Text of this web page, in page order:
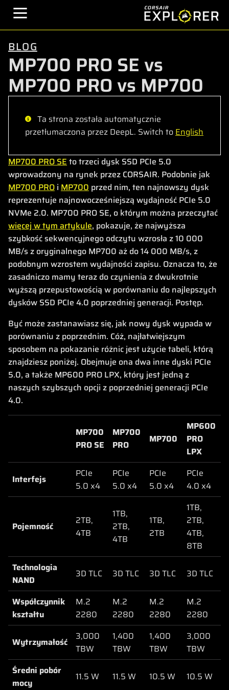
BLOG
MP700 PRO SE vs
MP700 PRO vs MP700
Ta strona została automatycznie
przetłumaczona przez DeepL. Switch toEnglish
MP700 PRO SEto trzeci dysk SSD PCIe 5.0
wprowadzony na rynek przez CORSAIR. Podobnie jak
MP700 PRO i MP700 przed nim, ten najnowszy dysk
reprezentuje najnowocześniejszą wydajność PCIe 5.0
NVMe 2.0. MP700 PRO SE, o którym można przeczytać
więcej w tym artykule, pokazuje, że najwyższa
szybkość sekwencyjnego odczytu wzrosła z 10 000
MB/s z oryginalnego MP700 aż do 14 000 MB/s, z
podobnym wzrostem wydajności zapisu. Oznacza to, że
zasadniczo mamy teraz do czynienia z dwukrotnie
wyższą przepustowością w porównaniu do najlepszych
dysków SSD PCIe 4.0 poprzedniej generacji. Postęp.
Być może zastanawiasz się, jak nowy dysk wypada w
porównaniu z poprzednim. Cóż, najłatwiejszym
sposobem na pokazanie różnic jest użycie tabeli, którą
znajdziesz poniżej. Obejmuje ona dwa inne dyski PCIe
5.0, a także MP600 PRO LPX, który jest jedną z
naszych szybszych opcji z poprzedniej generacji PCIe
4.0.
MP700
PRO SE
MP700
PRO
MP700
MP600
PRO
LPX
Interfejs
PCIe
5.0 x4
PCIe
5.0 x4
PCIe
5.0 x4
PCIe
4.0 x4
Pojemność
2TB,
4TB
1TB,
2TB,
4TB
1TB,
2TB
1TB,
2TB,
4TB,
8TB
Technologia
NAND
3D TLC 3D TLC 3D TLC 3D TLC
Współczynnik
kształtu
M.2
2280
M.2
2280
M.2
2280
M.2
2280
Wytrzymałość
3,000
TBW
1,400
TBW
1,400
TBW
3,000
TBW
Średni pobór
mocy
11.5 W 11.5 W 10.5 W 10.5 W